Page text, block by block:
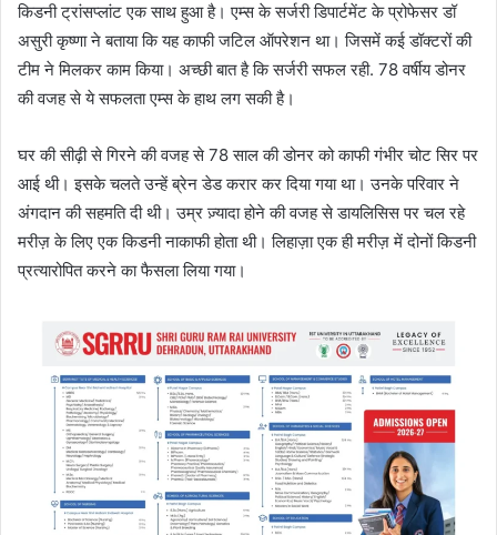
किडनी ट्रांसप्लांट एक साथ हुआ है। एम्स के सर्जरी डिपार्टमेंट के प्रोफेसर डॉ
असुरी कृष्णा ने बताया कि यह काफी जटिल ऑपरेशन था। जिसमें कई डॉक्टरों की
टीम ने मिलकर काम किया। अच्छी बात है कि सर्जरी सफल रही. 78 वर्षीय डोनर
की वजह से ये सफलता एम्स के हाथ लग सकी है।
घर की सीढ़ी से गिरने की वजह से 78 साल की डोनर को काफी गंभीर चोट सिर पर
आई थी। इसके चलते उन्हें ब्रेन डेड करार कर दिया गया था। उनके परिवार ने
अंगदान की सहमति दी थी। उम्र ज़्यादा होने की वजह से डायलिसिस पर चल रहे
मरीज़ के लिए एक किडनी नाकाफी होता थी। लिहाज़ा एक ही मरीज़ में दोनों किडनी
प्रत्यारोपित करने का फैसला लिया गया।